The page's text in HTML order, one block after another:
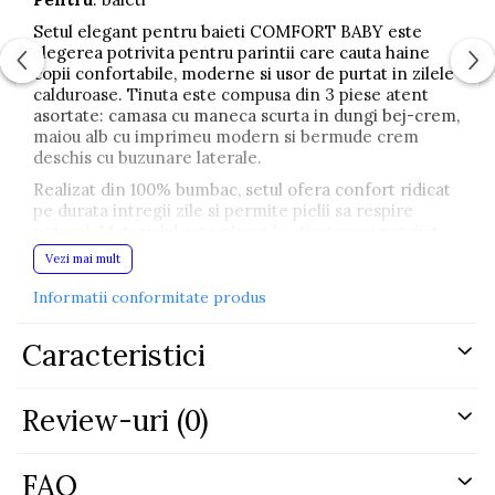
Setul elegant pentru baieti COMFORT BABY este
alegerea potrivita pentru parintii care cauta haine
copii confortabile, moderne si usor de purtat in zilele
calduroase. Tinuta este compusa din 3 piese atent
asortate: camasa cu maneca scurta in dungi bej-crem,
maiou alb cu imprimeu modern si bermude crem
deschis cu buzunare laterale.
Realizat din 100% bumbac, setul ofera confort ridicat
pe durata intregii zile si permite pielii sa respire
pentru copii activi, fiind ideal pentru plimbari,
vacante, iesiri in oras, aniversari sau evenimente
casual elegante.
iar maioul alb completeaza tinuta intr-un stil actual si
usor de asortat. Bermudele crem cu croiala lejera
aspectul premium al setului.
Culoarea neutra bej-crem este usor de integrat in
potrivit sezonului cald. Setul poate fi purtat impreuna
Vezi mai mult
Informatii conformitate produs
Caracteristici
Review-uri (0)
FAQ